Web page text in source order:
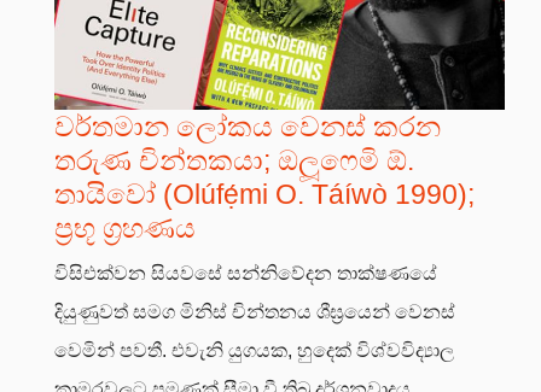
වර්තමාන ලෝකය වෙනස් කරන
තරුණ චින්තකයා; ඔලූෆෙමි ඕ.
තායිවෝ (Olúfẹ́mi O. Táíwò 1990);
ප්‍රභූ ග්‍රහණය
විසිඑක්වන සියවසේ සන්නිවේදන තාක්ෂණයේ
දියුණුවත් සමග මිනිස් චින්තනය ශීඝ්‍රයෙන් වෙනස්
වෙමින් පවතී. එවැනි යුගයක, හුදෙක් විශ්වවිද්‍යාල